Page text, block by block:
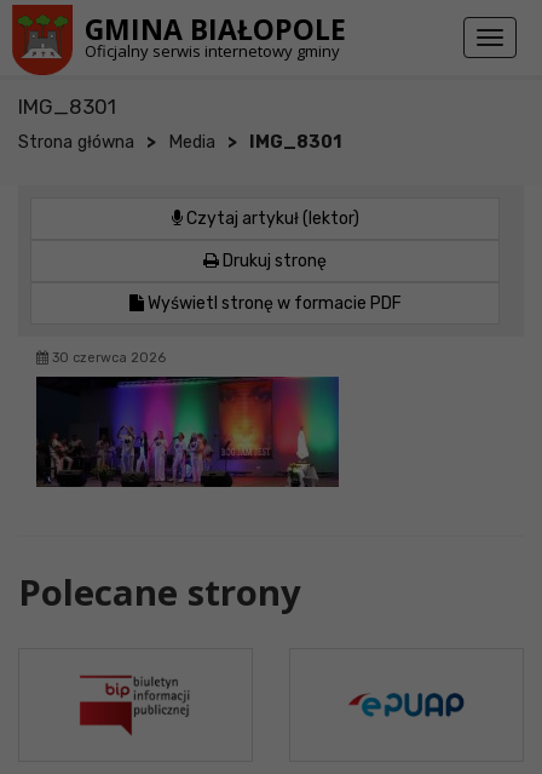
GMINA BIAŁOPOLE
Oficjalny serwis internetowy gminy
Toggle
IMG_8301
Strona główna > Media > IMG_8301
Czytaj artykuł (lektor)
Drukuj stronę
Wyświetl stronę w formacie PDF
30 czerwca 2026
Polecane strony